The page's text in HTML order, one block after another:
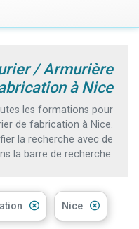
/ Armurière
à Nice
les formations pour
de fabrication à Nice.
la recherche avec de
la barre de recherche.
Nice